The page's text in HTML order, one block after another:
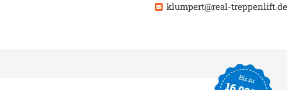
klumpert@real-treppenlift.de